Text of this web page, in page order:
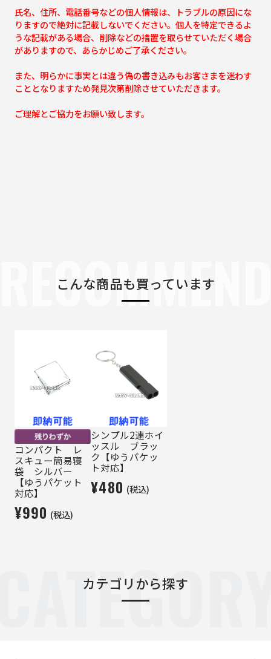
氏名、住所、電話番号などの個人情報は、トラブルの原因にな
りますので絶対に記載しないでください。個人を特定できるよ
うな記載がある場合、削除などの措置を取らせていただく場合
がありますので、あらかじめご了承ください。
また、明らかに事実とは違う偽の書き込みもお客さまを迷わす
こととなりますため発見次第削除させていただきます。
ご理解とご協力をお願い致します。
こんな商品も買っています
コンパクト レ
スキュー簡易寝
袋 シルバー
【ゆうパケット
対応】
¥990 (税込)
シンプル2連ホイ
ッスル ブラッ
ク【ゆうパケッ
ト対応】
¥480 (税込)
カテゴリから探す